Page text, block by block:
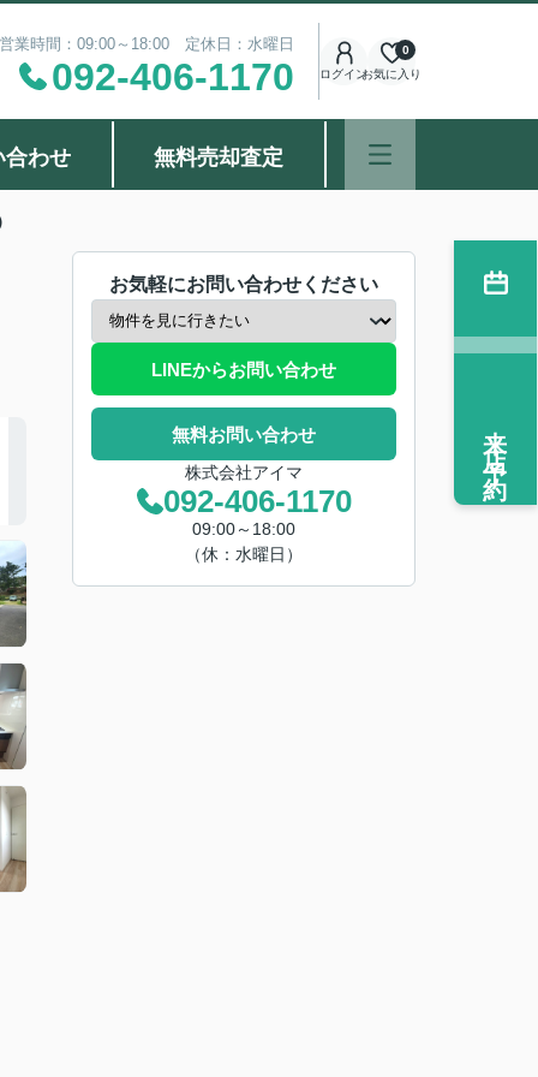
営業時間：09:00～18:00 定休日：水曜日
092-406-1170 ログインお気に入り
0
合わせ 無料売却査定
お気軽にお問い合わせください
LINEからお問い合わせ
無料お問い合わせ
株式会社アイマ
092-406-1170
09:00～18:00
（休：水曜日）
来店予約